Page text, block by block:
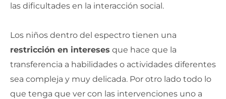
las dificultades en la interacción social.
Los niños dentro del espectro tienen una
restricción en intereses que hace que la
transferencia a habilidades o actividades diferentes
sea compleja y muy delicada. Por otro lado todo lo
que tenga que ver con las intervenciones uno a